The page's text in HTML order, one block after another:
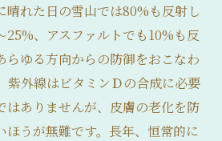
晴れた日の雪山では80%も反射し
25%、アスファルトでも10%も反
らゆる方向からの防御をおこなわ
紫外線はビタミンＤの合成に必要
はありませんが、皮膚の老化を防
ほうが無難です。長年、恒常的に